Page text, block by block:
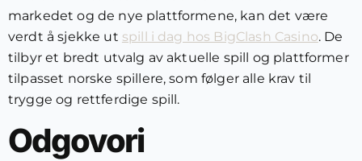
markedet og de nye plattformene, kan det være
verdt å sjekke ut spill i dag hos BigClash Casino. De
tilbyr et bredt utvalg av aktuelle spill og plattformer
tilpasset norske spillere, som følger alle krav til
trygge og rettferdige spill.
Odgovori